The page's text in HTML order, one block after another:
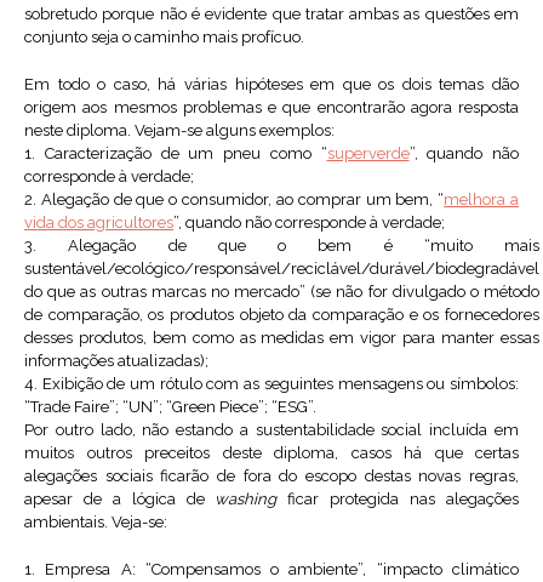
sobretudo porque não é evidente que tratar ambas as questões em
conjunto seja o caminho mais profícuo.
Em todo o caso, há várias hipóteses em que os dois temas dão
origem aos mesmos problemas e que encontrarão agora resposta
neste diploma. Vejam-se alguns exemplos:
1. Caracterização de um pneu como “superverde”, quando não
corresponde à verdade;
2. Alegação de que o consumidor, ao comprar um bem, “melhora a
vida dos agricultores”, quando não corresponde à verdade;
3. Alegação de que o bem é “muito mais
sustentável/ecológico/responsável/reciclável/durável/biodegradável
do que as outras marcas no mercado” (se não for divulgado o método
de comparação, os produtos objeto da comparação e os fornecedores
desses produtos, bem como as medidas em vigor para manter essas
informações atualizadas);
4. Exibição de um rótulo com as seguintes mensagens ou símbolos:
“Trade Faire”; “UN”; “Green Piece”; “ESG”.
Por outro lado, não estando a sustentabilidade social incluída em
muitos outros preceitos deste diploma, casos há que certas
alegações sociais ficarão de fora do escopo destas novas regras,
apesar de a lógica de
washingficar protegida nas alegações
ambientais. Veja-se:
1. Empresa A: “Compensamos o ambiente”, “impacto climático